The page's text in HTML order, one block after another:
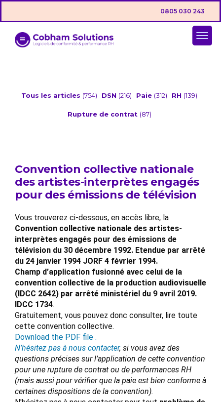
0805 030 243
Tous les articles (754) DSN (216) Paie (312) RH (139)
Rupture de contrat (87)
Convention collective nationale
des artistes-interprètes engagés
pour des émissions de télévision
Vous trouverez ci-dessous, en accès libre, la
Convention collective nationale des artistes-
interprètes engagés pour des émissions de
télévision du 30 décembre 1992. Etendue par arrêté
du 24 janvier 1994 JORF 4 février 1994.
Champ d’application fusionné avec celui de la
convention collective de la production audiovisuelle
(IDCC 2642) par arrêté ministériel du 9 avril 2019.
IDCC 1734.
Gratuitement, vous pouvez donc consulter, lire toute
cette convention collective.
Download the PDF file .
N’hésitez pas à nous contacter, si vous avez des
questions précises sur l’application de cette convention
pour une rupture de contrat ou de performances RH
(mais aussi pour vérifier que la paie est bien conforme à
certaines dispositions de la convention).